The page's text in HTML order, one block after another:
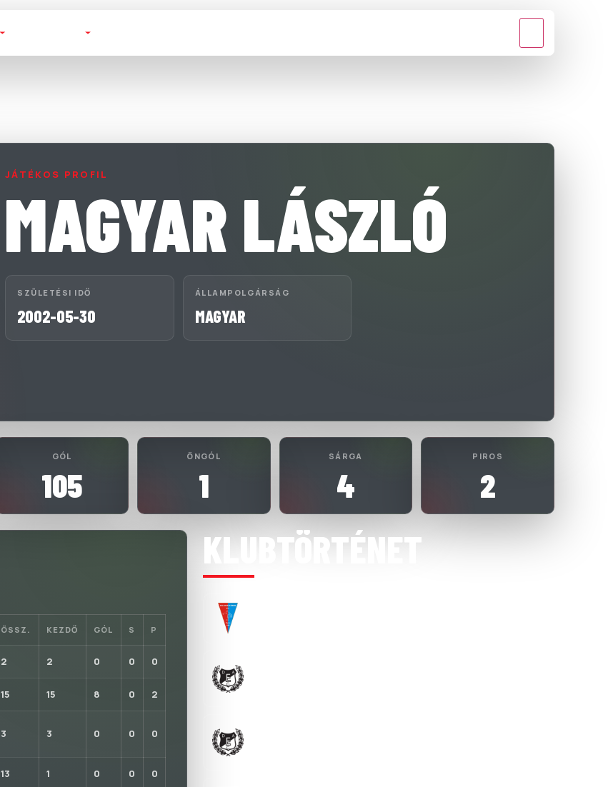
JÁTÉKOS PROFIL
MAGYAR LÁSZLÓ
SZÜLETÉSI IDŐ
2002-05-30
ÁLLAMPOLGÁRSÁG
MAGYAR
GÓL
105
ÖNGÓL
1
SÁRGA
4
PIROS
2
ÖSSZ. KEZDŐ GÓL S P
2 2 0 0 0
15 15 8 0 2
3 3 0 0 0
13 1 0 0 0
KLUBTÖRTÉNET
KÖZHASZNÚ KFT.
KÖZHASZNÚ KFT.